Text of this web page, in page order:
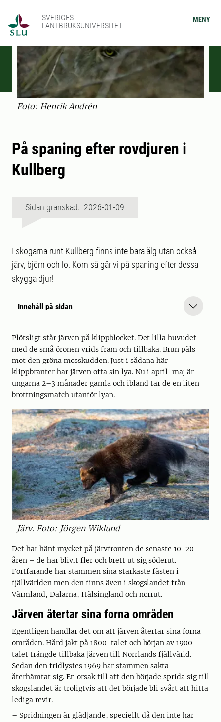
SVERIGES
LANTBRUKSUNIVERSITET
MENY
Foto: Henrik Andrén
På spaning efter rovdjuren i
Kullberg
Sidan granskad: 2026-01-09
I skogarna runt Kullberg finns inte bara älg utan också
järv, björn och lo. Kom så går vi på spaning efter dessa
skygga djur!
Innehåll på sidan
Plötsligt står järven på klippblocket. Det lilla huvudet
med de små öronen vrids fram och tillbaka. Brun päls
mot den gröna mosskudden. Just i sådana här
klippbranter har järven ofta sin lya. Nu i april-maj är
ungarna 2–3 månader gamla och ibland tar de en liten
brottningsmatch utanför lyan.
Järv. Foto: Jörgen Wiklund
Det har hänt mycket på järvfronten de senaste 10-20
åren – de har blivit fler och brett ut sig söderut.
Fortfarande har stammen sina starkaste fästen i
fjällvärlden men den finns även i skogslandet från
Värmland, Dalarna, Hälsingland och norrut.
Järven återtar sina forna områden
Egentligen handlar det om att järven återtar sina forna
områden. Hård jakt på 1800-talet och början av 1900-
talet trängde tillbaka järven till Norrlands fjällvärld.
Sedan den fridlystes 1969 har stammen sakta
återhämtat sig. En orsak till att den började sprida sig till
skogslandet är troligtvis att det började bli svårt att hitta
lediga revir.
– Spridningen är glädjande, speciellt då den inte har